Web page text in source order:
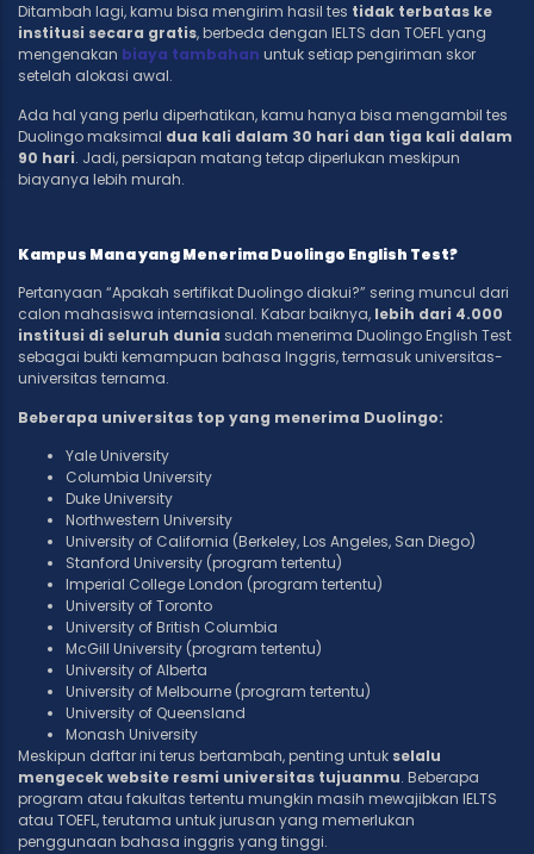
Ditambah lagi, kamu bisa mengirim hasil tes tidak terbatas ke
institusi secara gratis, berbeda dengan IELTS dan TOEFL yang
mengenakan biaya tambahan untuk setiap pengiriman skor
setelah alokasi awal.
Ada hal yang perlu diperhatikan, kamu hanya bisa mengambil tes
Duolingo maksimal dua kali dalam 30 hari dan tiga kali dalam
90 hari. Jadi, persiapan matang tetap diperlukan meskipun
biayanya lebih murah.
Kampus Mana yang Menerima Duolingo English Test?
Pertanyaan “Apakah sertifikat Duolingo diakui?” sering muncul dari
calon mahasiswa internasional. Kabar baiknya, lebih dari 4.000
institusi di seluruh dunia sudah menerima Duolingo English Test
sebagai bukti kemampuan bahasa Inggris, termasuk universitas-
universitas ternama.
Beberapa universitas top yang menerima Duolingo:
Yale University
Columbia University
Duke University
Northwestern University
University of California (Berkeley, Los Angeles, San Diego)
Stanford University (program tertentu)
Imperial College London (program tertentu)
University of Toronto
University of British Columbia
McGill University (program tertentu)
University of Alberta
University of Melbourne (program tertentu)
University of Queensland
Monash University
Meskipun daftar ini terus bertambah, penting untuk selalu
mengecek website resmi universitas tujuanmu. Beberapa
program atau fakultas tertentu mungkin masih mewajibkan IELTS
atau TOEFL, terutama untuk jurusan yang memerlukan
penggunaan bahasa inggris yang tinggi.